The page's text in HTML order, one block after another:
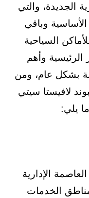
الجديدة، والتي
وباقي
السياحية
الرئيسية وأهم
بشكل عام، ومن
لافيستا سيتي
ما يلي:
الإدارية
الخدمات